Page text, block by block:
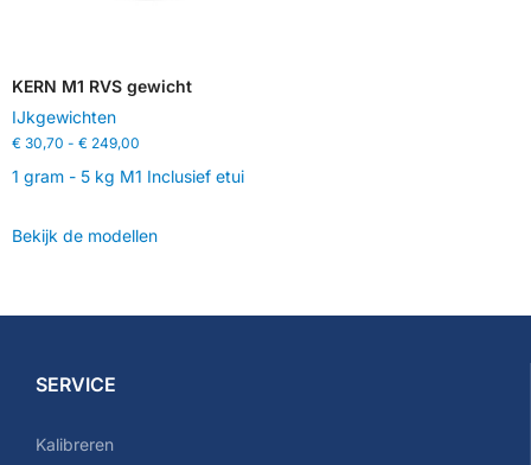
KERN M1 RVS gewicht
IJkgewichten
€ 30,70 - € 249,00
1 gram - 5 kg M1 Inclusief etui
Bekijk de modellen
SERVICE
Kalibreren